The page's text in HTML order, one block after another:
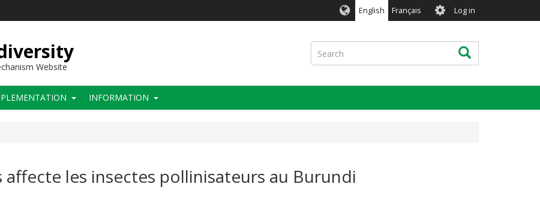
English Français User
account
menu
Log in
Website
Search Search
INFORMATION
les insectes pollinisateurs au Burundi